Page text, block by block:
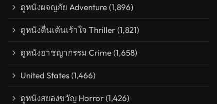
ดูหนังผจญภัย Adventure(1,896)
ดูหนังตื่นเต้นเร้าใจ Thriller(1,821)
ดูหนังอาชญากรรม Crime(1,658)
United States(1,466)
ดูหนังสยองขวัญ Horror(1,426)